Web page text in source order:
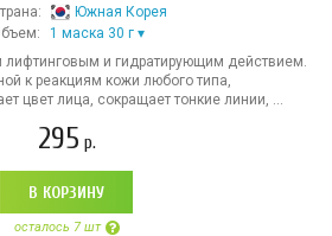
Южная Корея
1 маска 30 г
и гидратирующим действием.
к реакциям кожи любого типа,
цвет лица, сокращает тонкие линии, ...
295 р.
В КОРЗИНУ
осталось 7 шт